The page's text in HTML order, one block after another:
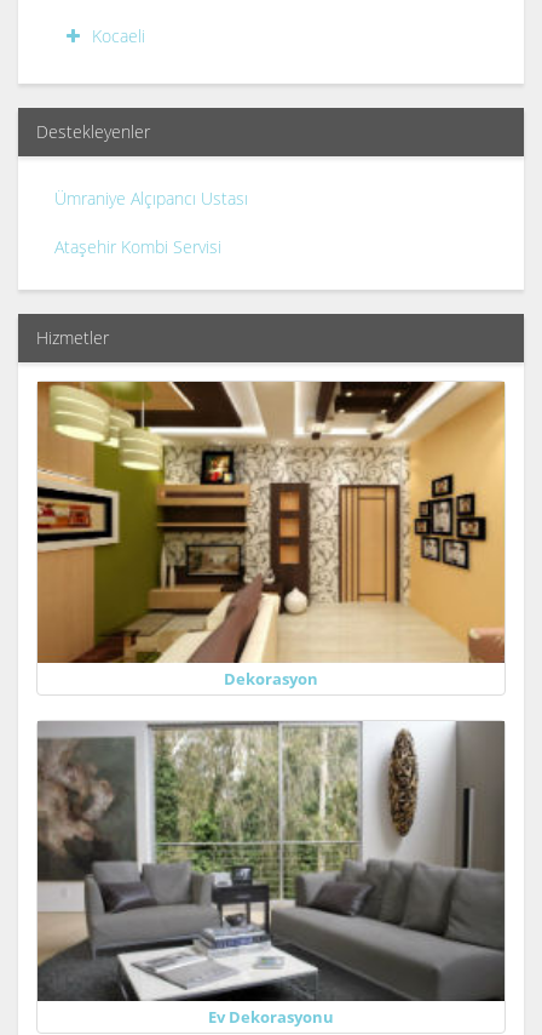
Kocaeli
Destekleyenler
Ümraniye Alçıpancı Ustası
Ataşehir Kombi Servisi
Hizmetler
Dekorasyon
Ev Dekorasyonu